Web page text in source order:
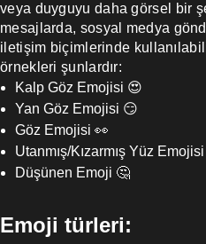
veya duyguyu daha görsel bir
mesajlarda, sosyal medya
iletişim biçimlerinde
örnekleri şunlardır:
Kalp Göz Emojisi 😍
Yan Göz Emojisi 😏
Göz Emojisi 👀
Utanmış/Kızarmış Yüz
Düşünen Emoji 🤔
Emoji türleri: